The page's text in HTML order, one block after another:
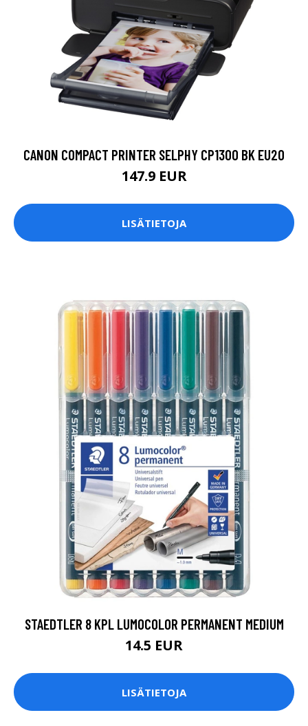
CANON COMPACT PRINTER SELPHY CP1300 BK EU20
147.9 EUR
LISÄTIETOJA
STAEDTLER 8 KPL LUMOCOLOR PERMANENT MEDIUM
14.5 EUR
LISÄTIETOJA